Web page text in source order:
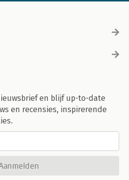
en blijf up-to-date
en recensies, inspirerende